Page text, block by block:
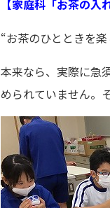
【家庭科「お茶の入
“お茶のひとときを
本来なら、実際に急
められていません。